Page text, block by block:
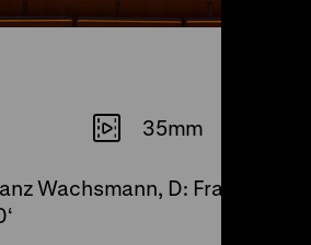
35mm
Wachsmann, D: Franziska